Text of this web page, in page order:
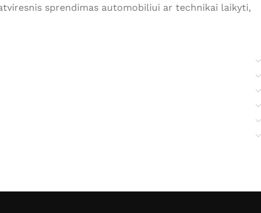
sprendimas automobiliui ar technikai laikyti,